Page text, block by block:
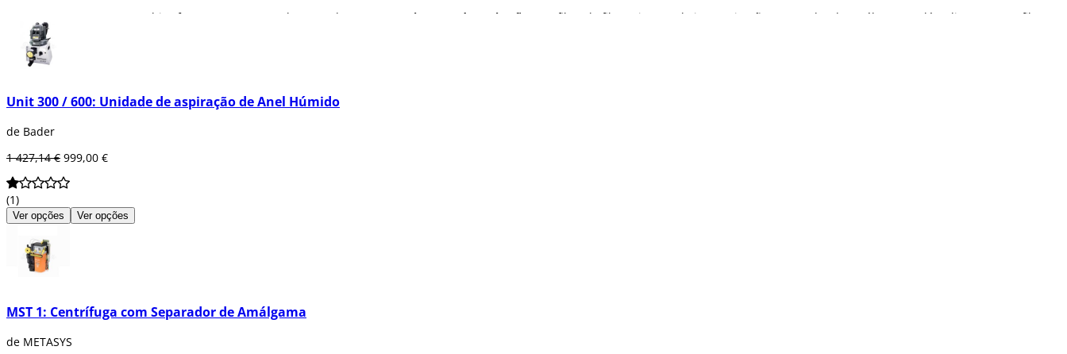
Na Dentaltix oferecemos uma ampla gama de
motores e sistemas de aspiração
com filtro de fibra, sistema de insonorização, separador de amálgama... Além disso, com os filtros
Unit 300 / 600: Unidade de aspiração de Anel Húmido
de Bader
1 427,14 € 999,00 €
(1)
Ver opções Ver opções
MST 1: Centrífuga com Separador de Amálgama
de METASYS